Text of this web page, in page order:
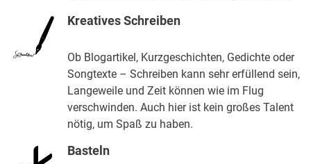
Kreatives Schreiben
Ob Blogartikel, Kurzgeschichten, Gedichte oder
Songtexte – Schreiben kann sehr erfüllend sein,
Langeweile und Zeit können wie im Flug
verschwinden. Auch hier ist kein großes Talent
nötig, um Spaß zu haben.
Basteln